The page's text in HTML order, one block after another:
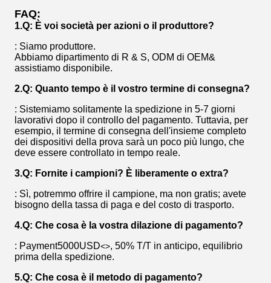
FAQ:
1.Q: È voi società per azioni o il produttore?
: Siamo produttore.
Abbiamo dipartimento di R & S, ODM di OEM&
assistiamo disponibile.
2.Q: Quanto tempo è il vostro termine di consegna?
: Sistemiamo solitamente la spedizione in 5-7 giorni
lavorativi dopo il controllo del pagamento. Tuttavia, per
esempio, il termine di consegna dell'insieme completo
dei dispositivi della prova sarà un poco più lungo, che
deve essere controllato in tempo reale.
3.Q: Fornite i campioni? È liberamente o extra?
: Sì, potremmo offrire il campione, ma non gratis; avete
bisogno della tassa di paga e del costo di trasporto.
4.Q: Che cosa è la vostra dilazione di pagamento?
: Payment5000USD<>, 50% T/T in anticipo, equilibrio
prima della spedizione.
5.Q: Che cosa è il metodo di pagamento?